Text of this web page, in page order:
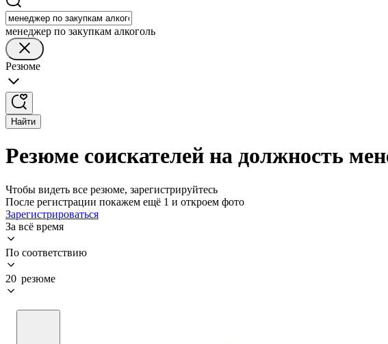
менеджер по закупкам алкоголь
Резюме
Найти
Резюме соискателей на должность
Чтобы видеть все резюме, зарегистрируйтесь
После регистрации покажем ещё 1 и откроем фото
Зарегистрироваться
За всё время
По соответствию
20 резюме